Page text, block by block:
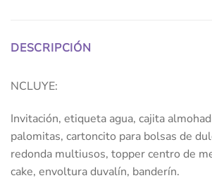
DESCRIPCIÓN
NCLUYE:
Invitación, etiqueta agua, cajita
palomitas, cartoncito para bolsas de
redonda multiusos, topper centro de
cake, envoltura duvalín, banderín.